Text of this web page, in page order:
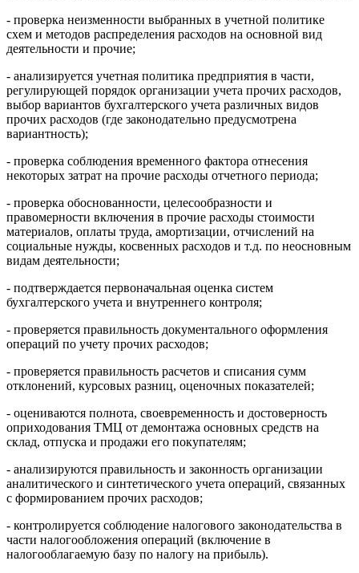
- проверка неизменности выбранных в учетной политике
схем и методов распределения расходов на основной вид
деятельности и прочие;
- анализируется учетная политика предприятия в части,
регулирующей порядок организации учета прочих расходов,
выбор вариантов бухгалтерского учета различных видов
прочих расходов (где законодательно предусмотрена
вариантность);
- проверка соблюдения временного фактора отнесения
некоторых затрат на прочие расходы отчетного периода;
- проверка обоснованности, целесообразности и
правомерности включения в прочие расходы стоимости
материалов, оплаты труда, амортизации, отчислений на
социальные нужды, косвенных расходов и т.д. по неосновным
видам деятельности;
- подтверждается первоначальная оценка систем
бухгалтерского учета и внутреннего контроля;
- проверяется правильность документального оформления
операций по учету прочих расходов;
- проверяется правильность расчетов и списания сумм
отклонений, курсовых разниц, оценочных показателей;
- оцениваются полнота, своевременность и достоверность
оприходования ТМЦ от демонтажа основных средств на
склад, отпуска и продажи его покупателям;
- анализируются правильность и законность организации
аналитического и синтетического учета операций, связанных
с формированием прочих расходов;
- контролируется соблюдение налогового законодательства в
части налогообложения операций (включение в
налогооблагаемую базу по налогу на прибыль).